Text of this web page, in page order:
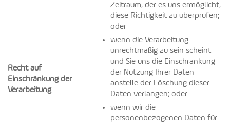
Recht auf
Einschränkung der
Verarbeitung
Zeitraum, der es uns ermöglicht,
diese Richtigkeit zu überprüfen;
oder
wenn die Verarbeitung
unrechtmäßig zu sein scheint
und Sie uns die Einschränkung
der Nutzung Ihrer Daten
anstelle der Löschung dieser
Daten verlangen; oder
wenn wir die
personenbezogenen Daten für